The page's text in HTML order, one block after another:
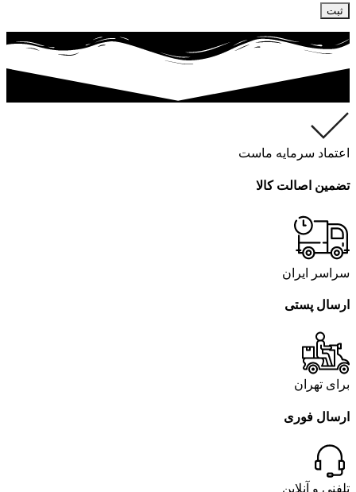
اعتماد سرمایه ماست
تضمین اصالت کالا
سراسر ایران
ارسال پستی
برای تهران
ارسال فوری
تلفنی و آنلاین